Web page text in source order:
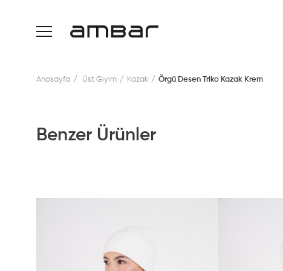
Anasayfa Üst Giyim Kazak Örgü Desen Triko Kazak Krem
Benzer Ürünler